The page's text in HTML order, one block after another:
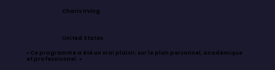
Charis Irving
United States
« Ce programme a été un vrai plaisir, sur le plan personnel, académique
et professionnel. »